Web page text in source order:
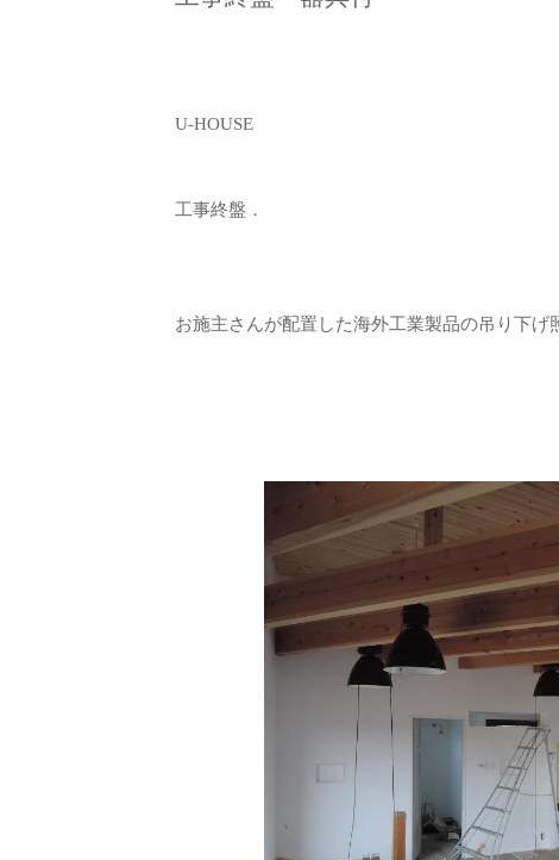
U-HOUSE
工事終盤．
お施主さんが配置した海外工業製品の吊り下げ